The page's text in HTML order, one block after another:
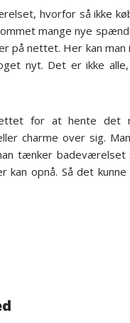
hvorfor så ikke
mange nye
på nettet. Her kan
nyt. Det er ikke
for at hente det
charme over sig.
tænker
opnå. Så det